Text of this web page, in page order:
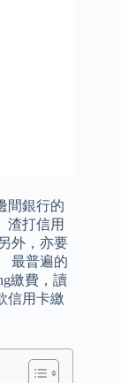
間銀行的
渣打信用
外，亦要
最普遍的
繳費，讀
信用卡繳